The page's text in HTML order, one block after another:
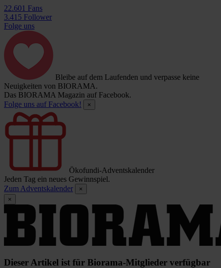
22.601 Fans
3.415 Follower
Folge uns
Bleibe auf dem Laufenden und verpasse keine
Neuigkeiten von BIORAMA.
Das BIORAMA Magazin auf Facebook.
Folge uns auf Facebook!
×
Ökofundi-Adventskalender
Jeden Tag ein neues Gewinnspiel.
Zum Adventskalender
×
×
Dieser Artikel ist für Biorama-Mitglieder verfügbar